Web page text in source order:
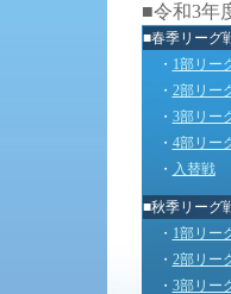
■令和3年
■春季リーグ
・ 1部リー
・ 2部リー
・ 3部リー
・ 4部リー
・ 入替戦
■秋季リーグ
・ 1部リー
・ 2部リー
・ 3部リー